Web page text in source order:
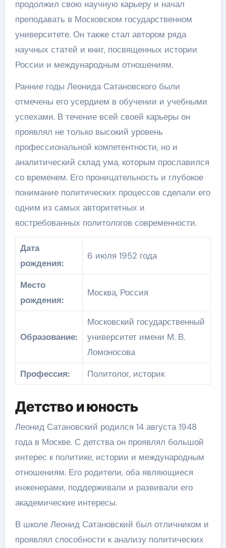
продолжил свою научную карьеру и начал
преподавать в Московском государственном
университете. Он также стал автором ряда
научных статей и книг, посвященных истории
России и международным отношениям.
Ранние годы Леонида Сатановского были
отмечены его усердием в обучении и учебными
успехами. В течение всей своей карьеры он
проявлял не только высокий уровень
профессиональной компетентности, но и
аналитический склад ума, которым прославился
со временем. Его проницательность и глубокое
понимание политических процессов сделали его
одним из самых авторитетных и
востребованных политологов современности.
Дата
рождения:
6 июля 1952 года
Место
рождения:
Москва, Россия
Образование:
Московский государственный
университет имени М. В.
Ломоносова
Профессия:
Политолог, историк
Детство и юность
Леонид Сатановский родился 14 августа 1948
года в Москве. С детства он проявлял большой
интерес к политике, истории и международным
отношениям. Его родители, оба являющиеся
инженерами, поддерживали и развивали его
академические интересы.
В школе Леонид Сатановский был отличником и
проявлял способности к анализу политических